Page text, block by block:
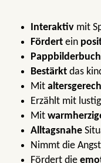
Interaktiv mit
Fördert ein
Bestärkt das
Mit
Erzählt mit
Mit
Alltagsnahe
Nimmt die
Fördert die